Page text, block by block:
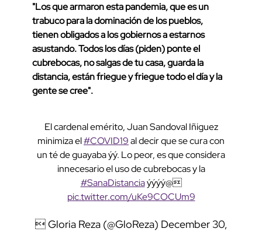
"Los que armaron esta pandemia, que es un
trabuco para la dominación de los pueblos,
tienen obligados a los gobiernos a estarnos
asustando. Todos los días (piden) ponte el
cubrebocas, no salgas de tu casa, guarda la
distancia, están friegue y friegue todo el día y la
gente se cree".
El cardenal emérito, Juan Sandoval Iñiguez
minimiza el#COVID19al decir que se cura con
un té de guayaba ýý. Lo peor, es que considera
innecesario el uso de cubrebocas y la
#SanaDistanciaýýýý@
pic.twitter.com/uKe9COCUm9
 Gloria Reza (@GloReza) December 30,